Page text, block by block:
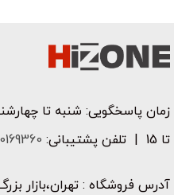
تا 15 | تلفن پشتیبانی:
آدرس فروشگاه : تهران،بازار